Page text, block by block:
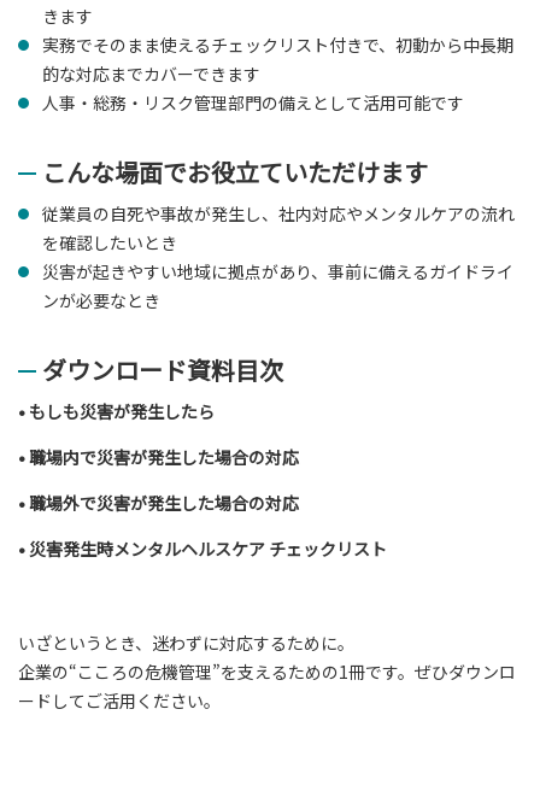
きます
実務でそのまま使えるチェックリスト付きで、初動から中長期
的な対応までカバーできます
人事・総務・リスク管理部門の備えとして活用可能です
こんな場面でお役立ていただけます
従業員の自死や事故が発生し、社内対応やメンタルケアの流れ
を確認したいとき
災害が起きやすい地域に拠点があり、事前に備えるガイドライ
ンが必要なとき
ダウンロード資料目次
• もしも災害が発生したら
• 職場内で災害が発生した場合の対応
• 職場外で災害が発生した場合の対応
• 災害発生時メンタルヘルスケア チェックリスト
いざというとき、迷わずに対応するために。
企業の“こころの危機管理”を支えるための1冊です。ぜひダウンロ
ードしてご活用ください。